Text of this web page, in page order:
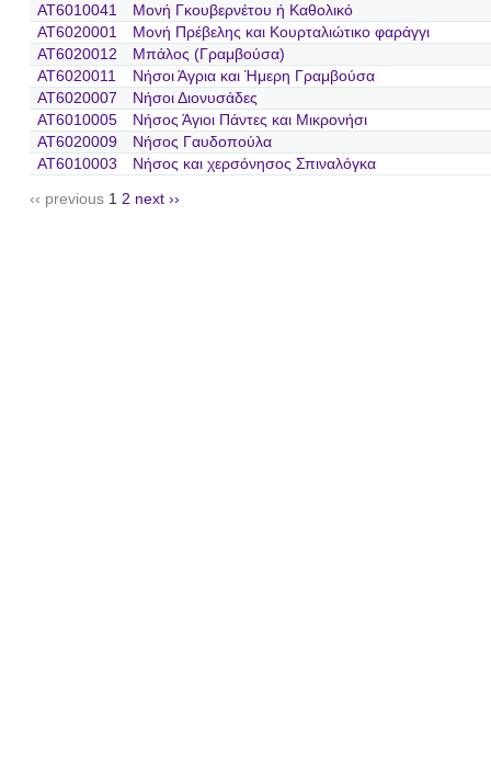
AT6010041
Μονή Γκουβερνέτου ή Καθολικό
AT6020001
Μονή Πρέβελης και Κουρταλιώτικο φαράγγι
AT6020012
Μπάλος (Γραμβούσα)
AT6020011
Νήσοι Άγρια και Ήμερη Γραμβούσα
AT6020007
Νήσοι Διονυσάδες
AT6010005
Νήσος Άγιοι Πάντες και Μικρονήσι
AT6020009
Νήσος Γαυδοπούλα
AT6010003
Νήσος και χερσόνησος Σπιναλόγκα
‹‹ previous 1 2 next ››